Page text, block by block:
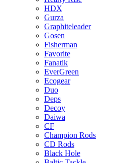
HDX
Gurza
Graphiteleader
Gosen
Fisherman
Favorite
Fanatik
EverGreen
Ecogear
Duo
Deps
Decoy
Daiwa
CF
Champion Rods
CD Rods
Black Hole